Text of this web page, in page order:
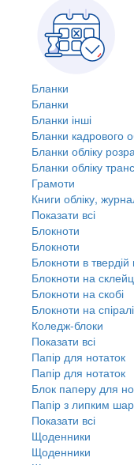
Бланки
Бланки
Бланки інші
Бланки кадрового
Бланки обліку
Бланки обліку
Грамоти
Книги обліку,
Показати всі
Блокноти
Блокноти
Блокноти в твердій
Блокноти на
Блокноти на скобі
Блокноти на спіралі
Коледж-блоки
Показати всі
Папір для нотаток
Папір для нотаток
Блок паперу для
Папір з липким
Показати всі
Щоденники
Щоденники